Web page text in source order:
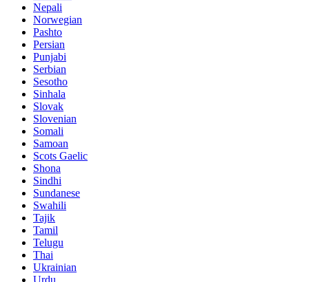
Nepali
Norwegian
Pashto
Persian
Punjabi
Serbian
Sesotho
Sinhala
Slovak
Slovenian
Somali
Samoan
Scots Gaelic
Shona
Sindhi
Sundanese
Swahili
Tajik
Tamil
Telugu
Thai
Ukrainian
Urdu